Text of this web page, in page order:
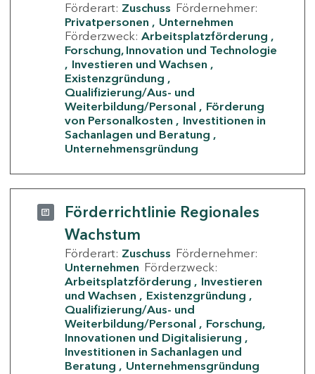
Förderart: Zuschuss Fördernehmer:
Privatpersonen
Unternehmen
Förderzweck: Arbeitsplatzförderung
Forschung, Innovation und Technologie
Investieren und Wachsen
Existenzgründung
Qualifizierung/Aus- und
Weiterbildung/Personal
Förderung
von Personalkosten
Investitionen in
Sachanlagen und Beratung
Unternehmensgründung
Förderrichtlinie Regionales
Wachstum
Förderart: Zuschuss Fördernehmer:
Unternehmen Förderzweck:
Arbeitsplatzförderung
Investieren
und Wachsen
Existenzgründung
Qualifizierung/Aus- und
Weiterbildung/Personal
Forschung,
Innovationen und Digitalisierung
Investitionen in Sachanlagen und
Beratung
Unternehmensgründung